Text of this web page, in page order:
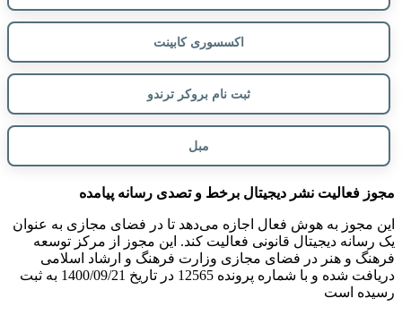
اکسسوری کابینت
ثبت نام بروکر ترندو
مبل
مجوز فعالیت نشر دیجیتال برخط و تصدی رسانه پیامده
این مجوز به هوش فعال اجازه می‌دهد تا در فضای مجازی به عنوان
یک رسانه دیجیتال قانونی فعالیت کند. این مجوز از مرکز توسعه
فرهنگ و هنر در فضای مجازی وزارت فرهنگ و ارشاد اسلامی
دریافت شده و با شماره پرونده 12565 در تاریخ 1400/09/21 به ثبت
رسیده است